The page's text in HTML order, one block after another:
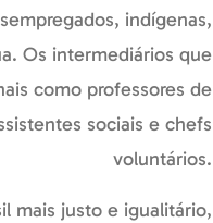
indígenas,
Os intermediários que
como professores de
sociais e chefs
voluntários.
mais justo e igualitário,